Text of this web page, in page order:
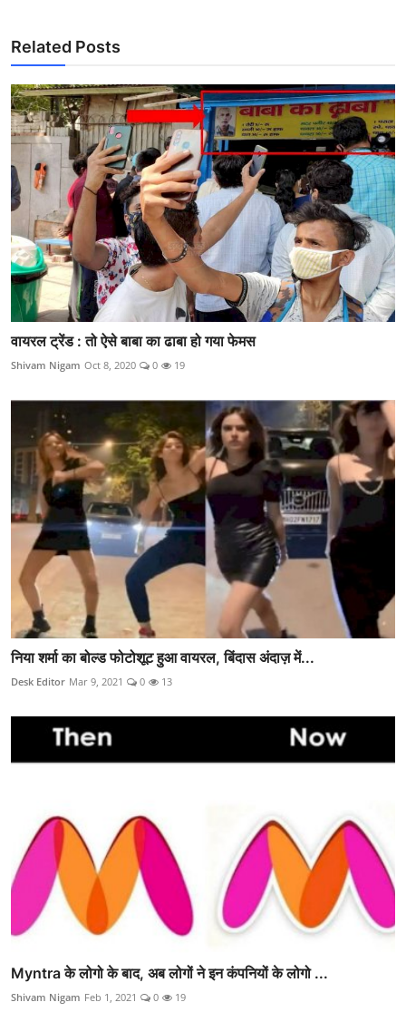
Related Posts
वायरल ट्रेंड : तो ऐसे बाबा का ढाबा हो गया फेमस
Shivam Nigam Oct 8, 2020 0 19
निया शर्मा का बोल्ड फोटोशूट हुआ वायरल, बिंदास अंदाज़ में...
Desk Editor Mar 9, 2021 0 13
Myntra के लोगो के बाद, अब लोगों ने इन कंपनियों के लोगो ...
Shivam Nigam Feb 1, 2021 0 19